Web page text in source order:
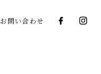
お問い合わせ